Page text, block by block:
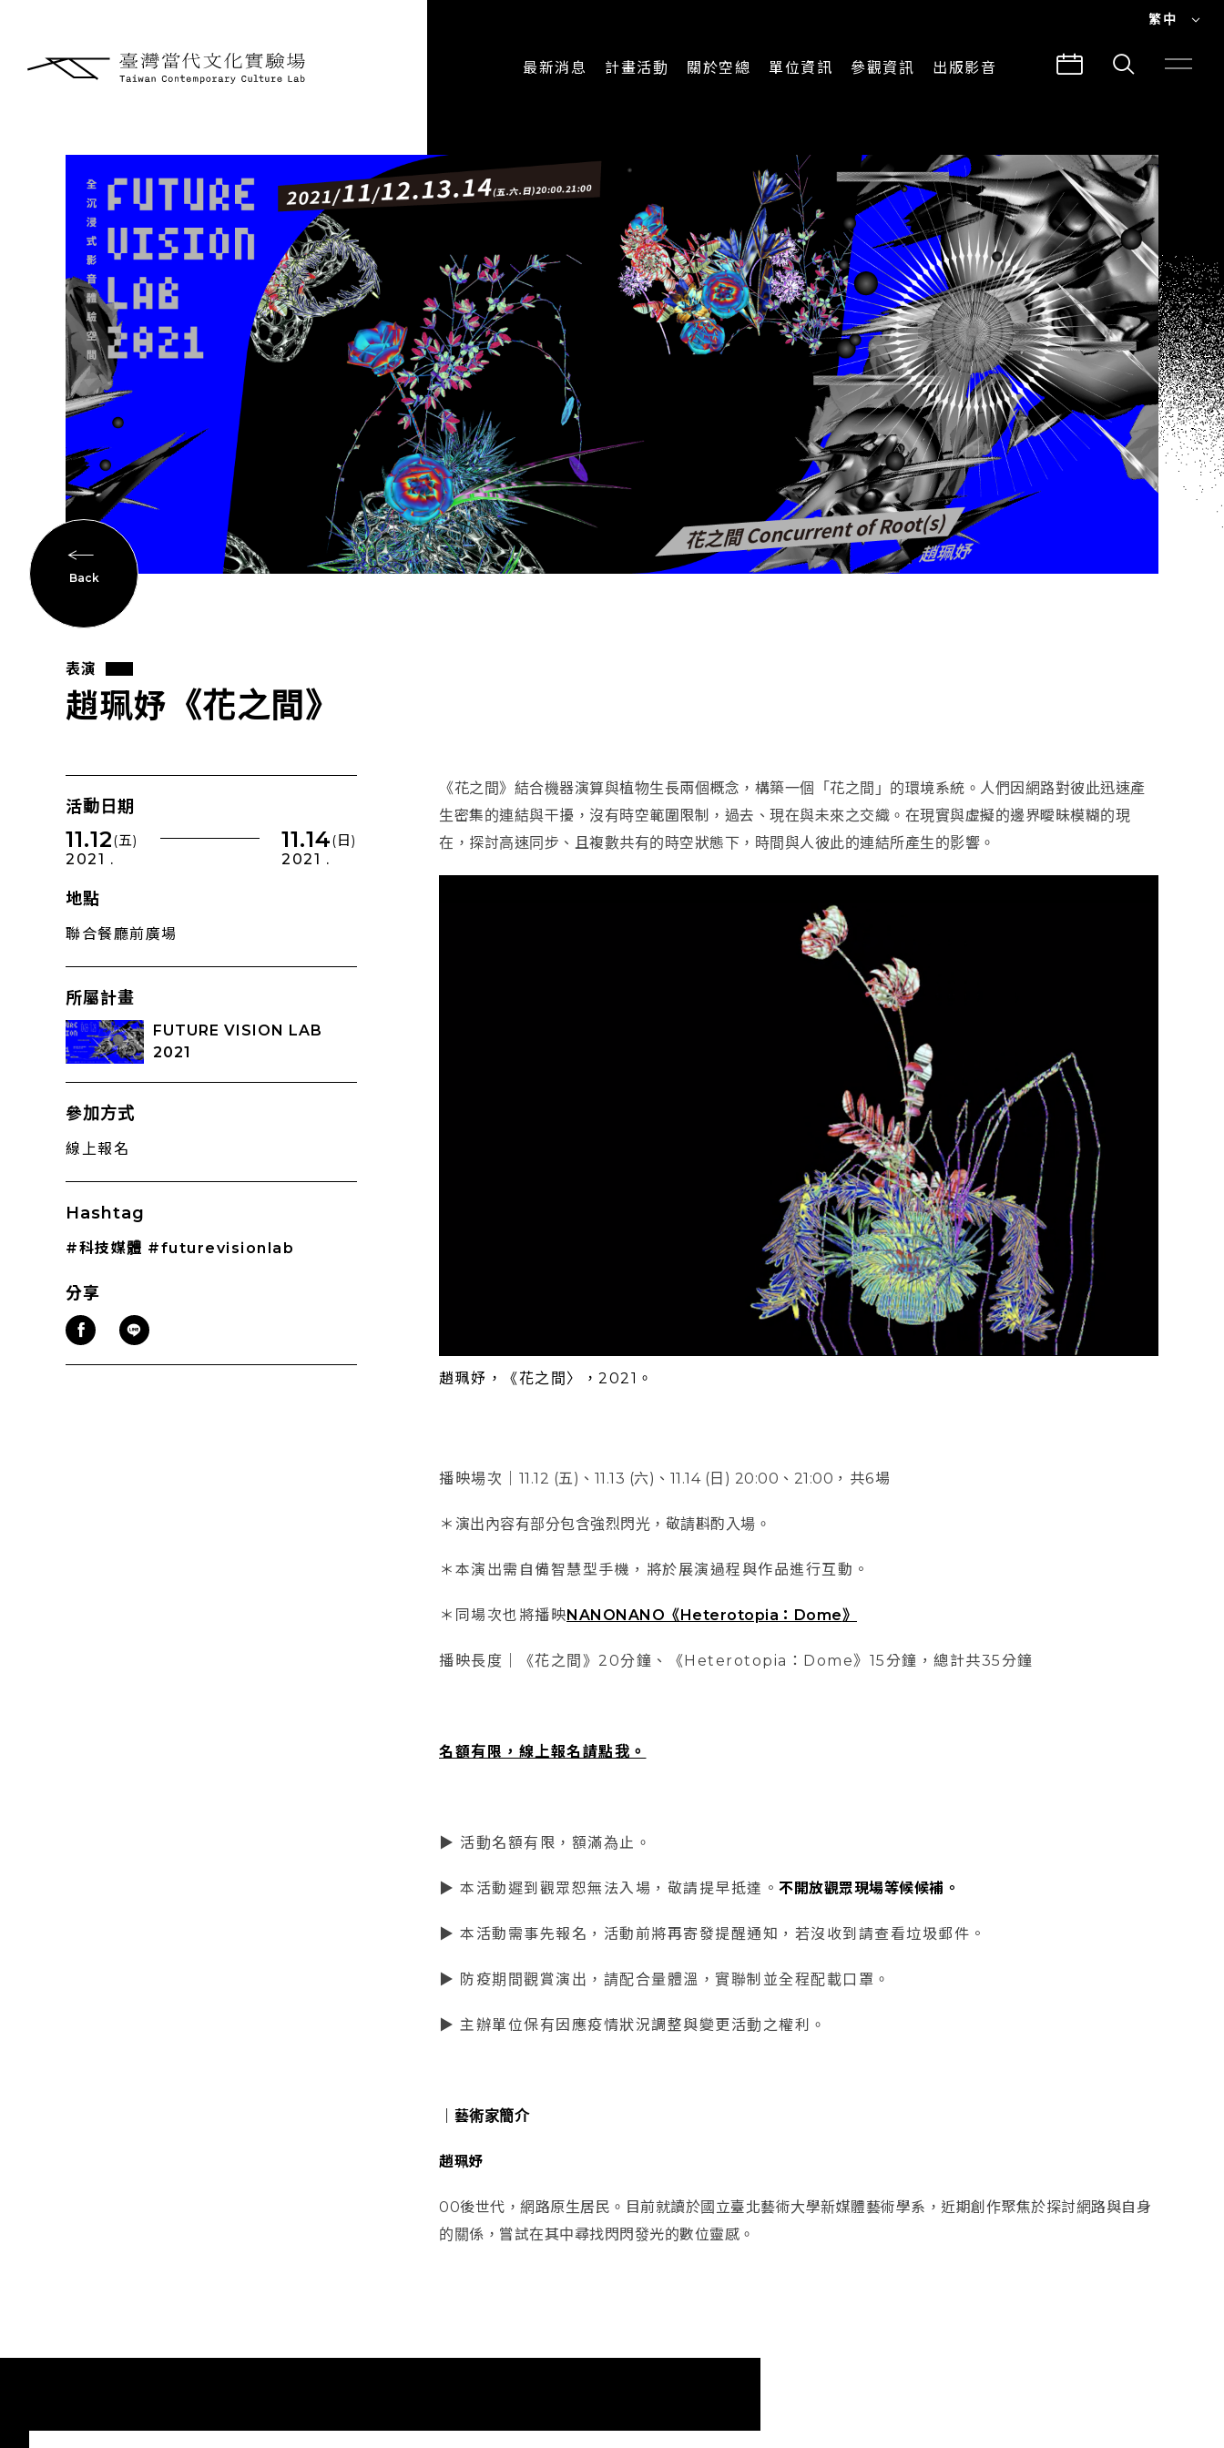
繁中
最新消息 計畫活動
CREATORS
關於空總
認識執行長
場地申請
加入我們
單位資訊 參觀資訊
交通與地圖
建築故事
導覽服務
出版影音
所有影音
出版品
Back
表演
趙珮妤《花之間》
活動日期
11.12(五)
2021 .
11.14(日)
2021 .
地點
聯合餐廳前廣場
所屬計畫
FUTURE VISION LAB
2021
參加方式
線上報名
Hashtag
#科技媒體 #futurevisionlab
分享
《花之間》結合機器演算與植物生長兩個概念，構築一個「花之間」的環境系統。人們因網路對彼此迅速產
生密集的連結與干擾，沒有時空範圍限制，過去、現在與未來之交織。在現實與虛擬的邊界曖昧模糊的現
在，探討高速同步、且複數共有的時空狀態下，時間與人彼此的連結所產生的影響。
趙珮妤，《花之間〉，2021。
播映場次｜ 11.12 (五)、11.13 (六)、11.14 (日) 20:00、21:00 ，共6場
＊ 演出內容有部分包含強烈閃光，敬請斟酌入場。
＊本演出需自備智慧型手機，將於展演過程與作品進行互動。
＊同場次也將播映NANONANO《Heterotopia：Dome》
播映長度｜《花之間》20分鐘、《Heterotopia：Dome》15分鐘，總計共35分鐘
名額有限，線上報名請點我。
▶ 活動名額有限，額滿為止。
▶ 本活動遲到觀眾恕無法入場，敬請提早抵達。 不開放觀眾現場等候候補。
▶ 本活動需事先報名，活動前將再寄發提醒通知，若沒收到請查看垃圾郵件。
▶ 防疫期間觀賞演出，請配合量體溫，實聯制並全程配載口罩。
▶ 主辦單位保有因應疫情狀況調整與變更活動之權利。
｜藝術家簡介
趙珮妤
00後世代，網路原生居民。目前就讀於國立臺北藝術大學新媒體藝術學系，近期創作聚焦於探討網路與自身
的關係，嘗試在其中尋找閃閃發光的數位靈感。